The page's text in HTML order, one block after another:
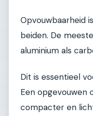
Opvouwbaarheid
beiden. De
aluminium als
Dit is essentieel
Een opgevouwen
compacter en